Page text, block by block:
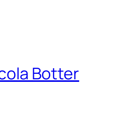
Botter